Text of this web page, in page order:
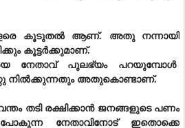
കൂടുതൽ ആണ്. അതു നന്നായി
കൂട്ടർക്കുമാണ്.
നേതാവ് പുലഭ്യം പറയുമ്പോൾ
നിൽക്കുന്നതും അതുകൊണ്ടാണ്.
തടി രക്ഷിക്കാൻ ജനങ്ങളുടെ പണം
നേതാവിനോട് ഇതൊക്കെ